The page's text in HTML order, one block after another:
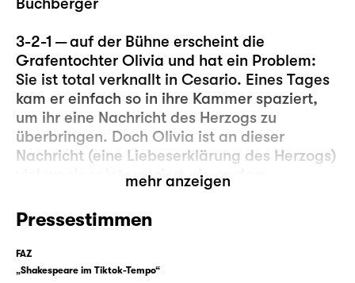
Buchberger
3-2-1 — auf der Bühne erscheint die
Grafentochter Olivia und hat ein Problem:
Sie ist total verknallt in Cesario. Eines Tages
kam er einfach so in ihre Kammer spaziert,
um ihr eine Nachricht des Herzogs zu
überbringen. Doch Olivia ist an dieser
Nachricht (eine Liebeserklärung des Herzogs)
viel weniger interessiert als an dem
Überbringer, denn (anders als der Herzog) ist
Cesario klug, schön, gewitzt und kann
obendrein auch noch singen … und seien wir
mal ehrlich, manchmal ist die „eigentliche“
Nachricht einfach weniger wichtig als das,
mehr anzeigen
Pressestimmen
FAZ
„Shakespeare im Tiktok-Tempo“